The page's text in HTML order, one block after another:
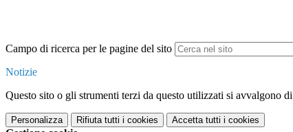
Campo di ricerca per le pagine del sito
Notizie
Questo sito o gli strumenti terzi da questo utilizzati si avvalgono
Personalizza Rifiuta tutti i cookies Accetta tutti i cookies